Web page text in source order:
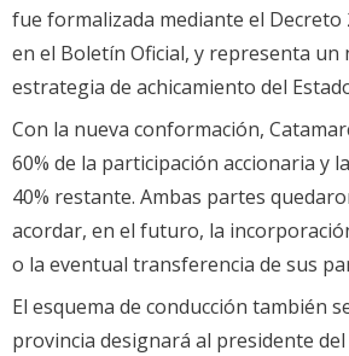
fue formalizada mediante el Decreto
en el Boletín Oficial, y representa un
estrategia de achicamiento del
Con la nueva conformación,
60% de la participación accionaria y
40% restante. Ambas partes
acordar, en el futuro, la
o la eventual transferencia de sus
El esquema de conducción también
provincia designará al presidente